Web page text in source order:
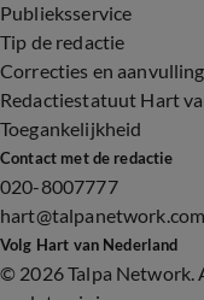
Publieksservice
Tip de redactie
Correcties en
Redactiestatuut Hart
Toegankelijkheid
Contact met de redactie
020-8007777
hart@talpanetwork.com
Volg Hart van Nederland
© 2026 Talpa Network.